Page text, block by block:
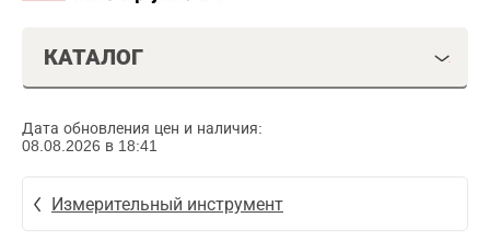
КАТАЛОГ
Дата обновления цен и наличия:
08.08.2026 в 18:41
Измерительный инструмент